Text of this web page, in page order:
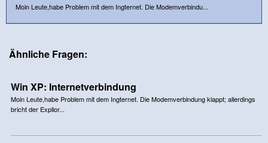
Moin Leute,habe Problem mit dem Ingternet. Die Modemverbindu...
Ähnliche Fragen:
Win XP: Internetverbindung
Moin Leute,habe Problem mit dem Ingternet. Die Modemverbindung klappt; allerdings
bricht der Expllor...